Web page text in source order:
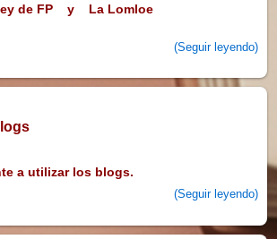
de FP y La Lomloe
(Seguir leyendo)
a utilizar los blogs.
(Seguir leyendo)